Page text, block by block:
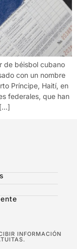
de béisbol cubano
con un nombre
Príncipe, Haití, en
federales, que han
INFORMACIÓN